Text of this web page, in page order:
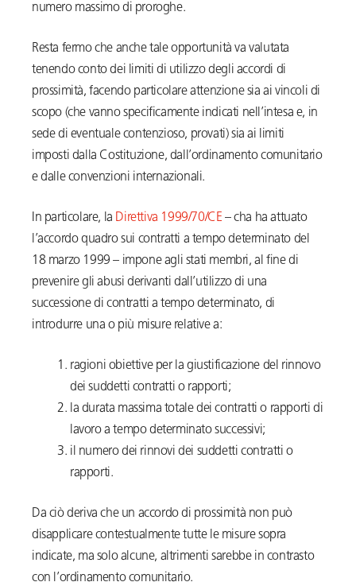
numero massimo di proroghe.
Resta fermo che anche tale opportunità va valutata
tenendo conto dei limiti di utilizzo degli accordi di
prossimità, facendo particolare attenzione sia ai vincoli di
scopo (che vanno specificamente indicati nell’intesa e, in
sede di eventuale contenzioso, provati) sia ai limiti
imposti dalla Costituzione, dall’ordinamento comunitario
e dalle convenzioni internazionali.
In particolare, la Direttiva 1999/70/CE – cha ha attuato
l’accordo quadro sui contratti a tempo determinato del
18 marzo 1999 – impone agli stati membri, al fine di
prevenire gli abusi derivanti dall’utilizzo di una
successione di contratti a tempo determinato, di
introdurre una o più misure relative a:
ragioni obiettive per la giustificazione del rinnovo
dei suddetti contratti o rapporti;
la durata massima totale dei contratti o rapporti di
lavoro a tempo determinato successivi;
il numero dei rinnovi dei suddetti contratti o
rapporti.
Da ciò deriva che un accordo di prossimità non può
disapplicare contestualmente tutte le misure sopra
indicate, ma solo alcune, altrimenti sarebbe in contrasto
con l’ordinamento comunitario.